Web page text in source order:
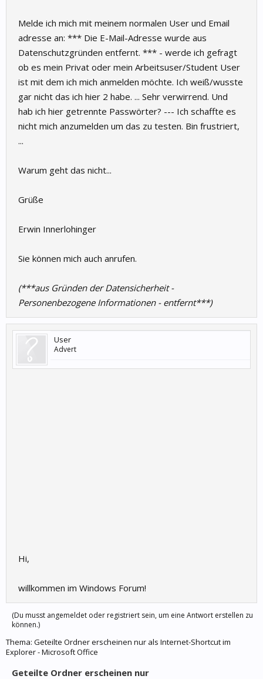
Melde ich mich mit meinem normalen User und Email
adresse an: *** Die E-Mail-Adresse wurde aus
Datenschutzgründen entfernt. *** - werde ich gefragt
ob es mein Privat oder mein Arbeitsuser/Student User
ist mit dem ich mich anmelden möchte. Ich weiß/wusste
gar nicht das ich hier 2 habe. ... Sehr verwirrend. Und
hab ich hier getrennte Passwörter? --- Ich schaffte es
nicht mich anzumelden um das zu testen. Bin frustriert,
...
Warum geht das nicht...
Grüße
Erwin Innerlohinger
Sie können mich auch anrufen.
(***aus Gründen der Datensicherheit -
Personenbezogene Informationen - entfernt***)
User
Advert
Hi,
willkommen im Windows Forum!
(Du musst angemeldet oder registriert sein, um eine Antwort erstellen zu
können.)
Thema: Geteilte Ordner erscheinen nur als Internet-Shortcut im
Explorer - Microsoft Office
Geteilte Ordner erscheinen nur